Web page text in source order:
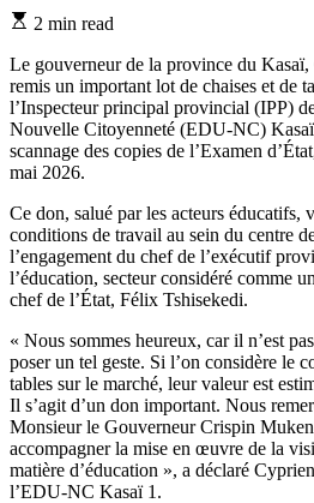
Estimated
time
2 min read
Le gouverneur de la province du
remis un important lot de chaises et de
l’Inspecteur principal provincial (IPP)
Nouvelle Citoyenneté (EDU-NC) Kasaï
scannage des copies de l’Examen
mai 2026.
Ce don, salué par les acteurs éducatifs,
conditions de travail au sein du centre
l’engagement du chef de l’exécutif
l’éducation, secteur considéré comme
chef de l’État, Félix Tshisekedi.
« Nous sommes heureux, car il n’est
poser un tel geste. Si l’on considère le
tables sur le marché, leur valeur est
Il s’agit d’un don important. Nous
Monsieur le Gouverneur Crispin
accompagner la mise en œuvre de la
matière d’éducation », a déclaré
l’EDU-NC Kasaï 1.